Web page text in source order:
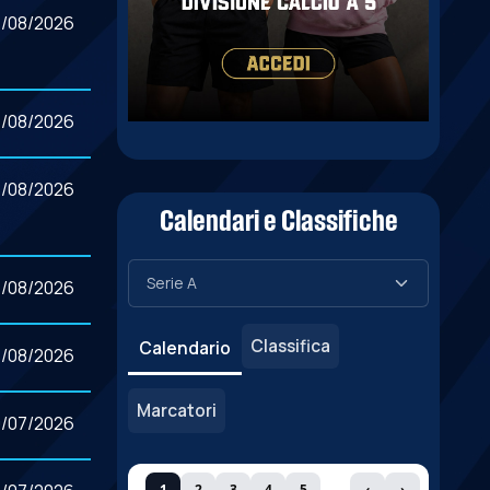
08/2026
08/2026
08/2026
08/2026
08/2026
07/2026
Calendari e Classifiche
Calendario Classifica
Marcatori